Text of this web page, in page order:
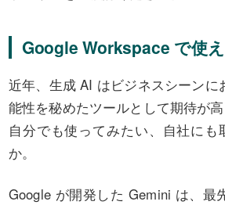
Google Workspace で使
近年、生成 AI はビジネスシーン
能性を秘めたツールとして期待が高
自分でも使ってみたい、自社に
か。
Google が開発した Gemini は、